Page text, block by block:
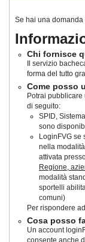
Se hai una
Chi fornisce
Il servizio
forma del tutto
Come posso
Potrai
di seguito:
SPID,
sono
LoginFVG se
nella
attivata
Regione,
modalità
sportelli
comuni)
Per rispondere
Cosa posso
Un account
consente anche